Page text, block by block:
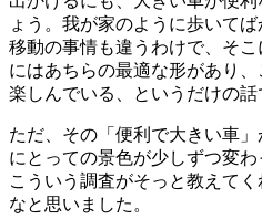
ょう。我が家のように歩いて
移動の事情も違うわけで、そ
にはあちらの最適な形があり
楽しんでいる、というだけの話
ただ、その「便利で大きい車
にとっての景色が少しずつ変わ
こういう調査がそっと教えて
なと思いました。